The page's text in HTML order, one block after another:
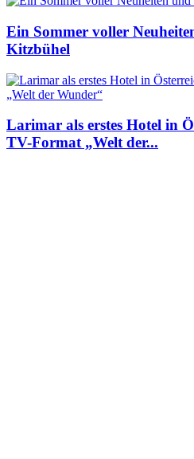
Ein Sommer voller
Kitzbühel
Larimar als erstes Hotel in
TV-Format „Welt der...